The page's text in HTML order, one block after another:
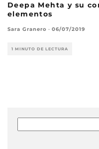
Deepa Mehta y su
elementos
Sara Granero · 06/07/2019
1 MINUTO DE LECTURA